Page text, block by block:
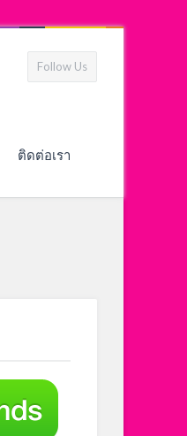
Follow Us
ติดต่อเรา